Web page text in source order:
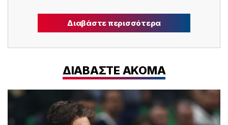
Διαβάστε περισσότερα
ΔΙΑΒΑΣΤΕ ΑΚΟΜΑ